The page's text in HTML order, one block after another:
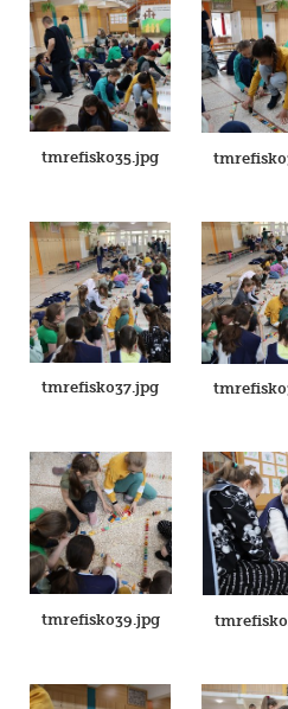
tmrefisk035.jpg
tmrefisk037.jpg
tmrefisk039.jpg